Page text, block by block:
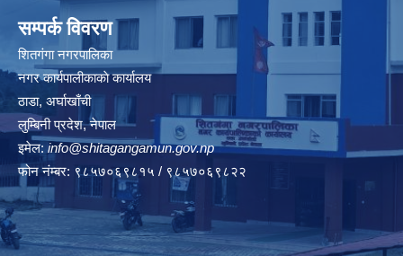
सम्पर्क विवरण
शितगंगा नगरपालिका
नगर कार्यपालीकाकाे कार्यालय
ठाडा, अर्घाखाँची
लुम्बिनी प्रदेश, नेपाल
इमेल: info@shitagangamun.gov.np
फोन नंम्बर: ९८५७०६९८१५ / ९८५७०६९८२२